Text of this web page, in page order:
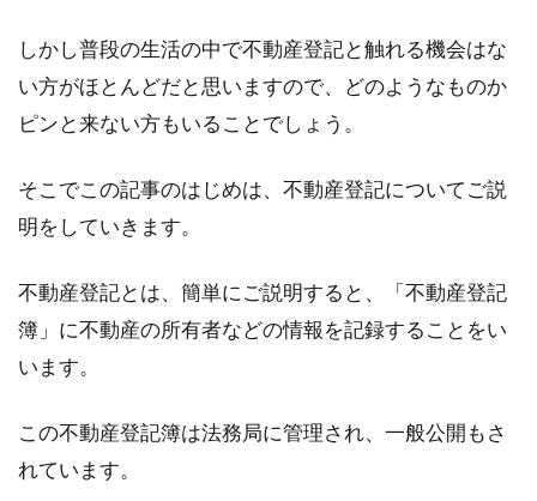
仲介手数料には消費税も？賃貸でお
すすめの費用の工夫
賃貸契約を結んだら、初期費用の支払い準備が
働き方改革や雇用の不安定さから、「自分で会
しかし普段の生活の中で不動産登記と触れる機会はな
い方がほとんどだと思いますので、どのようなものか
ピンと来ない方もいることでしょう。
そこでこの記事のはじめは、不動産登記についてご説
明をしていきます。
不動産登記とは、簡単にご説明すると、「不動産登記
簿」に不動産の所有者などの情報を記録することをい
います。
この不動産登記簿は法務局に管理され、一般公開もさ
れています。